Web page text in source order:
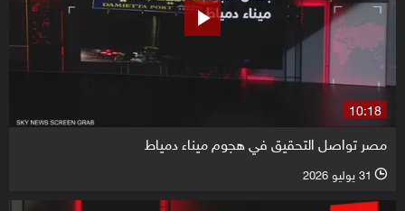
10:18
مصر تواصل التحقيق في هجوم ميناء دمياط
l 31 يوليو 2026